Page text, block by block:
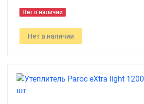
Нет в наличии
Нет в наличии